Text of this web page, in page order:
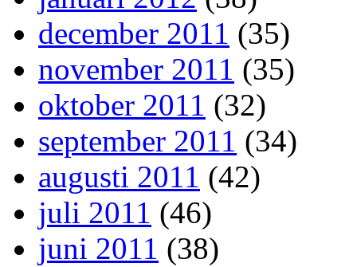
december 2011 (35)
november 2011 (35)
oktober 2011 (32)
september 2011 (34)
augusti 2011 (42)
juli 2011 (46)
juni 2011 (38)